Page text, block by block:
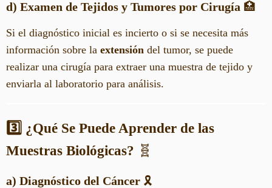
d) Examen de Tejidos y Tumores por Cirugía 🏥
Si el diagnóstico inicial es incierto o si se necesita más
información sobre la extensión del tumor, se puede
realizar una cirugía para extraer una muestra de tejido y
enviarla al laboratorio para análisis.
3️⃣ ¿Qué Se Puede Aprender de las
Muestras Biológicas? 🧬
a) Diagnóstico del Cáncer 🎗️